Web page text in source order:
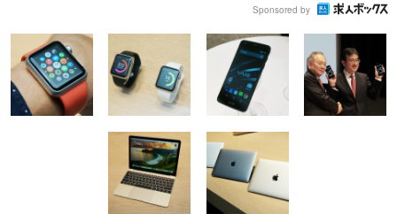
Sponsored by